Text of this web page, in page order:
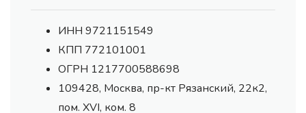
ИНН 9721151549
КПП 772101001
ОГРН 1217700588698
109428, Москва, пр-кт Рязанский, 22к2,
пом. XVI, ком. 8